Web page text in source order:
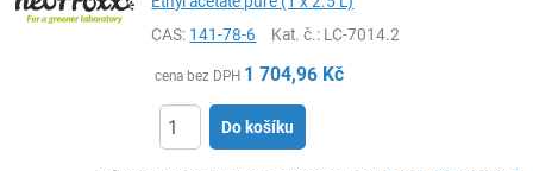
CAS: 141-78-6 Kat. č.: LC-7014.2
cena bez DPH 1 704,96 Kč
Do košíku